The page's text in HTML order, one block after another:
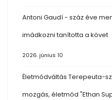
Antoni Gaudí - száz éve
imádkozni tanította a követ
2026. június 10
Életmódváltás Terepeuta-
mozgás, életmód "Ethan